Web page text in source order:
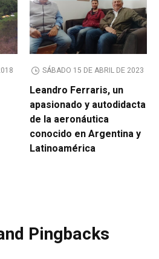
SÁBADO 15 DE ABRIL DE 2023
Leandro Ferraris, un
apasionado y autodidacta
de la aeronáutica
conocido en Argentina y
Latinoamérica
Pingbacks